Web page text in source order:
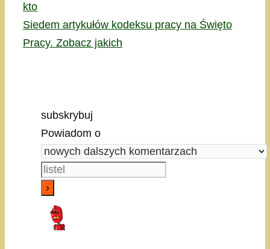
kto
Siedem artykułów kodeksu pracy na Święto
Pracy. Zobacz jakich
subskrybuj
Powiadom o